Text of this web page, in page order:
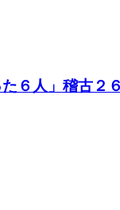
６人」稽古２